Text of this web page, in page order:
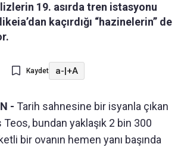
19. asırda tren istasyonu
kaçırdığı “hazinelerin” de
Kaydet a-|+A
- Tarih sahnesine bir isyanla çıkan
bundan yaklaşık 2 bin 300
bir ovanın hemen yanı başında